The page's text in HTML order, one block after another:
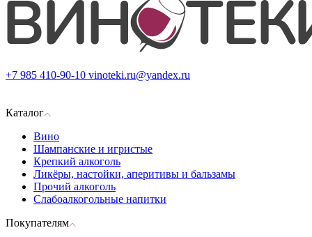
+7 985 410-90-10 vinoteki.ru@yandex.ru
Каталог
Вино
Шампанские и игристые
Крепкий алкоголь
Ликёры, настойки, аперитивы и бальзамы
Прочий алкоголь
Слабоалкогольные напитки
Покупателям